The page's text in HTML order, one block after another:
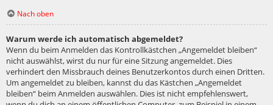
Nach oben
Warum werde ich automatisch abgemeldet?
Wenn du beim Anmelden das Kontrollkästchen „Angemeldet bleiben“
nicht auswählst, wirst du nur für eine Sitzung angemeldet. Dies
verhindert den Missbrauch deines Benutzerkontos durch einen Dritten.
Um angemeldet zu bleiben, kannst du das Kästchen „Angemeldet
bleiben“ beim Anmelden auswählen. Dies ist nicht empfehlenswert,